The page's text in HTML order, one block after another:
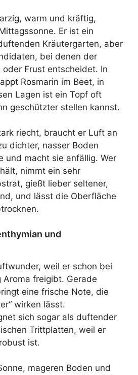
warm und kräftig,
Er ist ein
Kräutergarten, aber
bei denen der
Frust entscheidet. In
Rosmarin im Beet, in
Lagen ist ein Topf oft
geschützter stellen kannst.
riecht, braucht er Luft an
dichter, nasser Boden
und macht sie anfällig. Wer
nimmt ein sehr
gießt lieber seltener,
und lässt die Oberfläche
und
weil er schon bei
Aroma freigibt. Gerade
eine frische Note, die
wirken lässt.
sich sogar als duftender
Trittplatten, weil er
ist.
mageren Boden und